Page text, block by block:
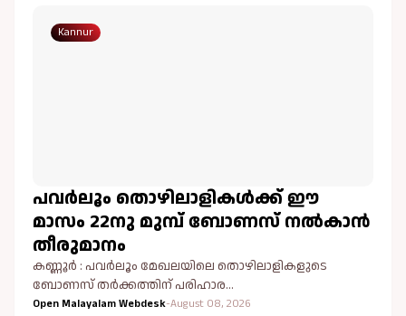
Kannur
പവർലൂം തൊഴിലാളികൾക്ക് ഈ
മാസം 22നു മുമ്പ് ബോണസ് നൽകാൻ
തീരുമാനം
കണ്ണൂർ : പവർലൂം മേഖലയിലെ തൊഴിലാളികളുടെ
ബോണസ് തർക്കത്തിന് പരിഹാര…
Open Malayalam Webdesk-August 08, 2026